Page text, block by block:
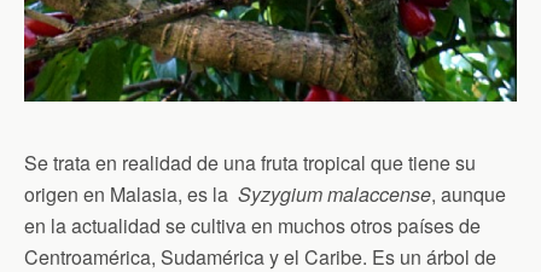
Se trata en realidad de una fruta tropical que tiene su
origen en Malasia, es la Syzygium malaccense, aunque
en la actualidad se cultiva en muchos otros países de
Centroamérica, Sudamérica y el Caribe. Es un árbol de